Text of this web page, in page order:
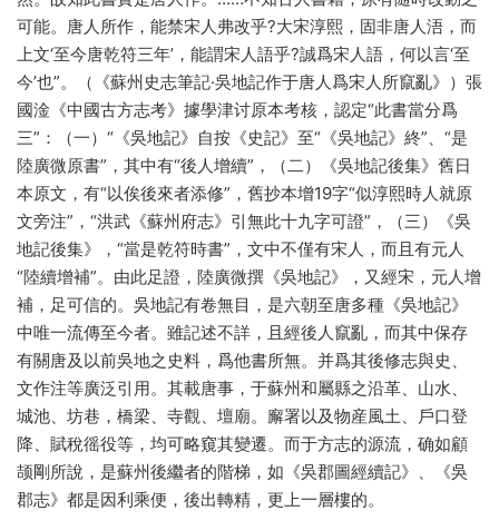
可能。唐人所作，能禁宋人弗改乎?大宋淳熙，固非唐人浯，而
上文‘至今唐乾符三年’，能謂宋人語乎?誠爲宋人語，何以言‘至
今’也”。（《蘇州史志筆記·吳地記作于唐人爲宋人所竄亂》）張
國淦《中國古方志考》據學津讨原本考核，認定“此書當分爲
三”：（一）“《吳地記》自按《史記》至“《吳地記》終”、“是
陸廣微原書”，其中有“後人增續”，（二）《吳地記後集》舊日
本原文，有“以俟後來者添修”，舊抄本增19字“似淳熙時人就原
文旁注”，“洪武《蘇州府志》引無此十九字可證”，（三）《吳
地記後集》，“當是乾符時書”，文中不僅有宋人，而且有元人
“陸續增補”。由此足證，陸廣微撰《吳地記》，又經宋，元人增
補，足可信的。吳地記有卷無目，是六朝至唐多種《吳地記》
中唯一流傳至今者。雖記述不詳，且經後人竄亂，而其中保存
有關唐及以前吳地之史料，爲他書所無。并爲其後修志與史、
文作注等廣泛引用。其載唐事，于蘇州和屬縣之沿革、山水、
城池、坊巷，橋梁、寺觀、壇廟。廨署以及物産風土、戶口登
降、賦稅徭役等，均可略窺其變遷。而于方志的源流，确如顧
颉剛所說，是蘇州後繼者的階梯，如《吳郡圖經續記》、《吳
郡志》都是因利乘便，後出轉精，更上一層樓的。